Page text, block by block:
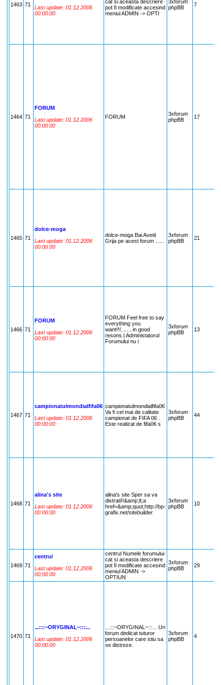
1463 71
Last update: 01.12.2006
00:00:00
cat si aceasta descriere
pot fi modificate accesind
meniul ADMIN -> OPTI
3xforum
phpBB
7
1464 71
FORUM
Last update: 01.12.2006
00:00:00
FORUM
3xforum
phpBB
17
1465 71
dolce-moga
Last update: 01.12.2006
00:00:00
dolce-moga Bai Avetii
Grija pe acest forum ......
3xforum
phpBB
21
1466 71
FORUM
Last update: 01.12.2006
00:00:00
FORUM Feel free to say
everything you
want!!!........in good
resons.| Administatorul
Forumului nu i
3xforum
phpBB
13
1467 71
campionatulmondialfifa06
Last update: 01.12.2006
00:00:00
campionatulmondialfifa06
Va fi cel mai de calitate
campionat de FIFA 06 .
Este realizat de fifa06 s
3xforum
phpBB
44
1468 71
alina's site
Last update: 01.12.2006
00:00:00
alina's site Sper sa va
distrati!!&amp;lt;a
href=&amp;quot;http://bp-
grafix.net/sitebuilder
3xforum
phpBB
10
1469 71
centrul
Last update: 01.12.2006
00:00:00
centrul Numele forumului
cat si aceasta descriere
pot fi modificate accesind
meniul ADMIN ->
OPTIUN
3xforum
phpBB
29
1470 71
...:::~ORYGINAL~:::...
Last update: 01.12.2006
00:00:00
...:::~ORYGINAL~:::... Un
forum dedicat tuturor
persoanelor care stiu sa
se distreze.
3xforum
phpBB
4